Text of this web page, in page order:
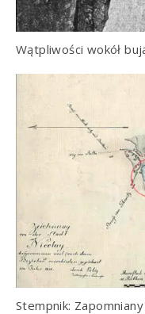
Wątpliwości wokół
Stempnik: